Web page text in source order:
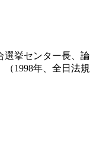
挙センター長、
1998年、全日法